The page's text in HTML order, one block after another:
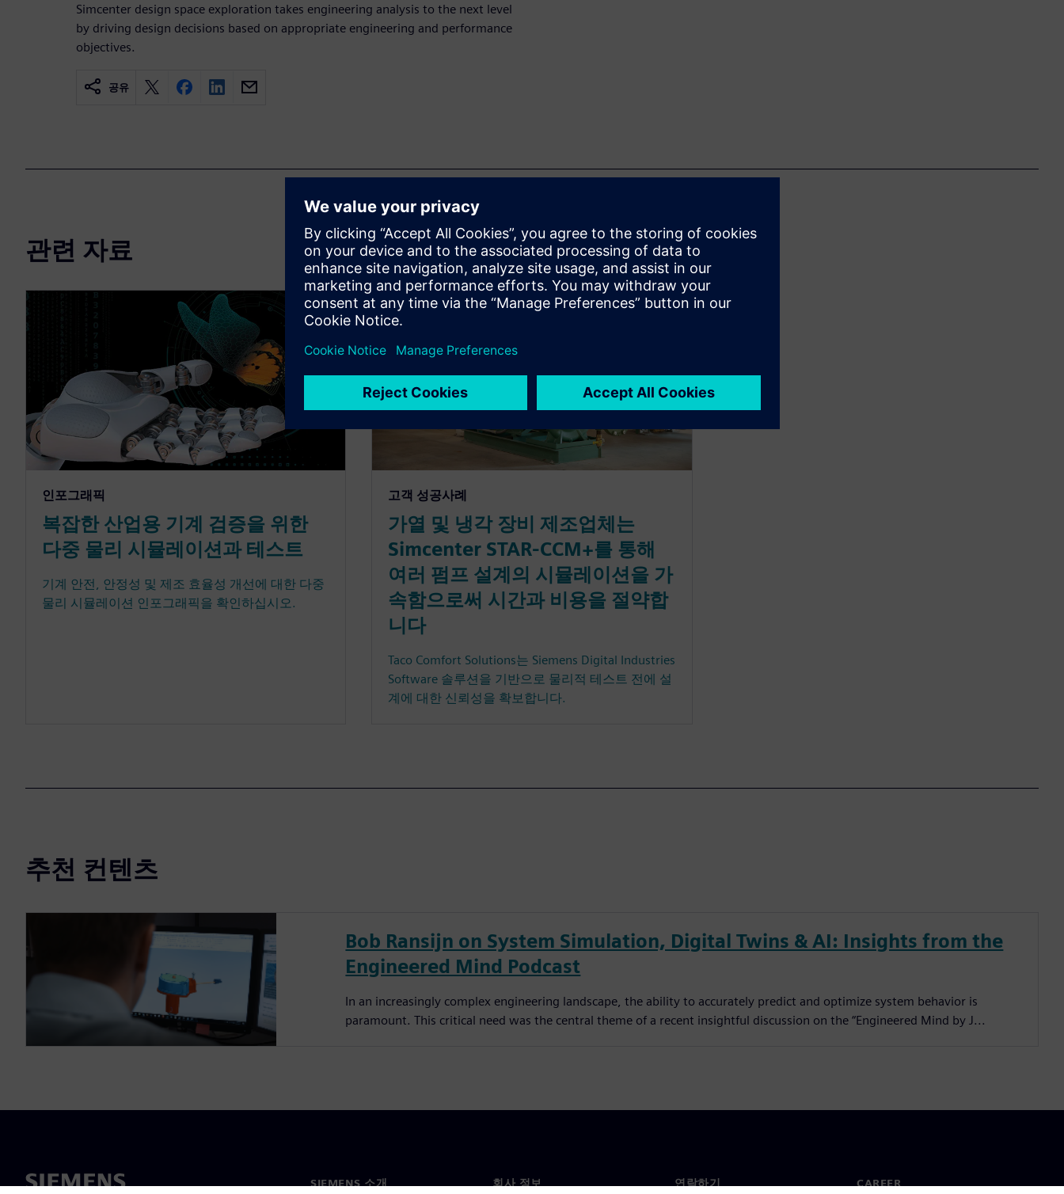
Simcenter design space exploration takes engineering analysis to the next level
by driving design decisions based on appropriate engineering and performance
objectives.
공유
관련 자료
인포그래픽
복잡한 산업용 기계 검증을 위한
다중 물리 시뮬레이션과 테스트
기계 안전, 안정성 및 제조 효율성 개선에 대한 다중
물리 시뮬레이션 인포그래픽을 확인하십시오.
고객 성공사례
가열 및 냉각 장비 제조업체는
Simcenter STAR-CCM+를 통해
여러 펌프 설계의 시뮬레이션을 가
속함으로써 시간과 비용을 절약합
니다
Taco Comfort Solutions는 Siemens Digital Industries
Software 솔루션을 기반으로 물리적 테스트 전에 설
계에 대한 신뢰성을 확보합니다.
추천 컨텐츠
Bob Ransijn on System Simulation, Digital Twins & AI: Insights from the
Engineered Mind Podcast
In an increasingly complex engineering landscape, the ability to accurately predict and optimize system behavior is
paramount. This critical need was the central theme of a recent insightful discussion on the “Engineered Mind by J...
SIEMENS 소개 회사 정보 연락하기 CAREER